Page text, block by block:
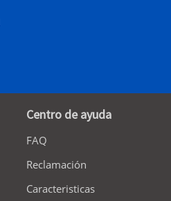
Centro de ayuda
FAQ
Reclamación
Caracteristicas